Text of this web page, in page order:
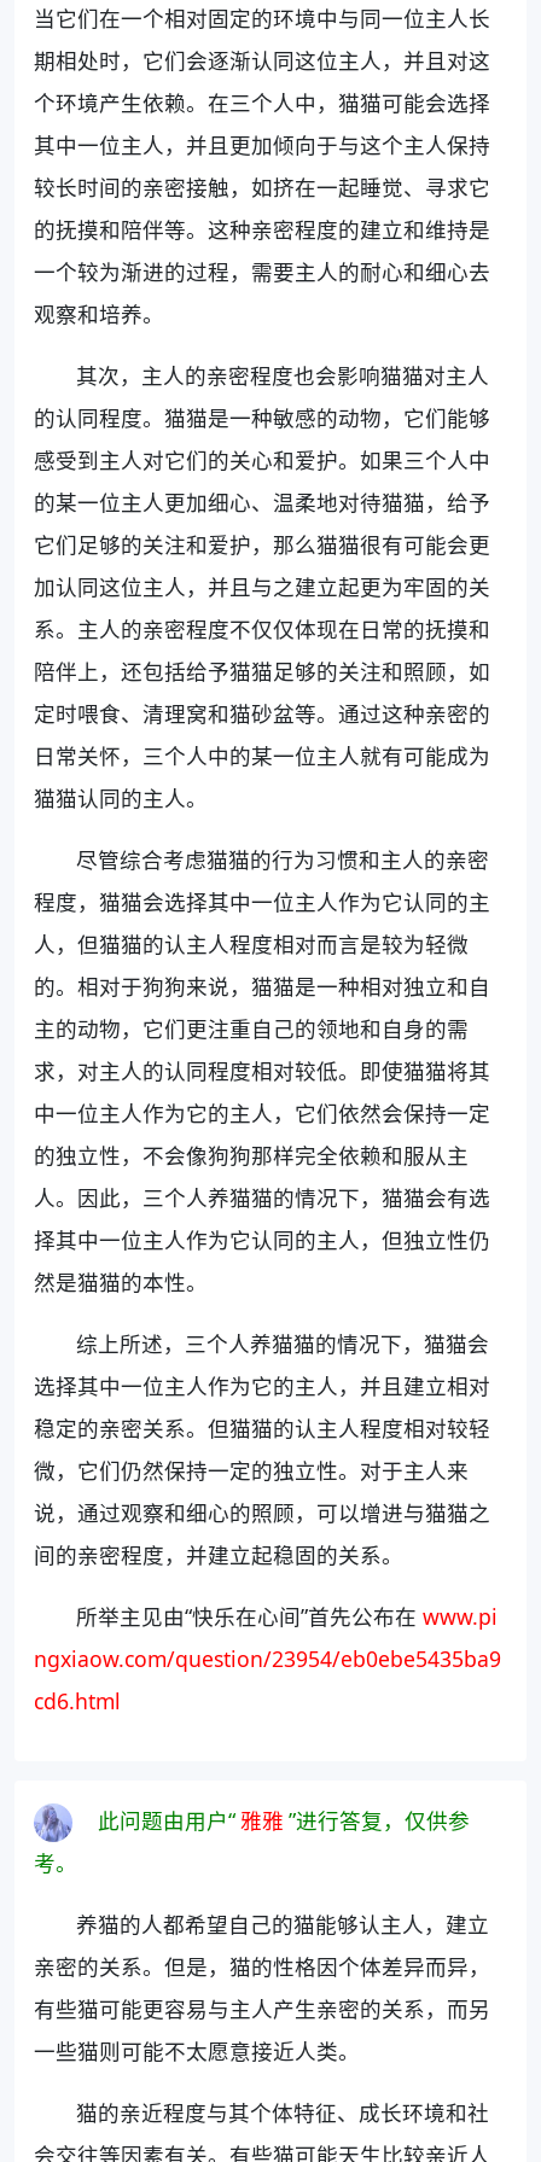
当它们在一个相对固定的环境中与同一位主人长
期相处时，它们会逐渐认同这位主人，并且对这
个环境产生依赖。在三个人中，猫猫可能会选择
其中一位主人，并且更加倾向于与这个主人保持
较长时间的亲密接触，如挤在一起睡觉、寻求它
的抚摸和陪伴等。这种亲密程度的建立和维持是
一个较为渐进的过程，需要主人的耐心和细心去
观察和培养。
其次，主人的亲密程度也会影响猫猫对主人
的认同程度。猫猫是一种敏感的动物，它们能够
感受到主人对它们的关心和爱护。如果三个人中
的某一位主人更加细心、温柔地对待猫猫，给予
它们足够的关注和爱护，那么猫猫很有可能会更
加认同这位主人，并且与之建立起更为牢固的关
系。主人的亲密程度不仅仅体现在日常的抚摸和
陪伴上，还包括给予猫猫足够的关注和照顾，如
定时喂食、清理窝和猫砂盆等。通过这种亲密的
日常关怀，三个人中的某一位主人就有可能成为
猫猫认同的主人。
尽管综合考虑猫猫的行为习惯和主人的亲密
程度，猫猫会选择其中一位主人作为它认同的主
人，但猫猫的认主人程度相对而言是较为轻微
的。相对于狗狗来说，猫猫是一种相对独立和自
主的动物，它们更注重自己的领地和自身的需
求，对主人的认同程度相对较低。即使猫猫将其
中一位主人作为它的主人，它们依然会保持一定
的独立性，不会像狗狗那样完全依赖和服从主
人。因此，三个人养猫猫的情况下，猫猫会有选
择其中一位主人作为它认同的主人，但独立性仍
然是猫猫的本性。
综上所述，三个人养猫猫的情况下，猫猫会
选择其中一位主人作为它的主人，并且建立相对
稳定的亲密关系。但猫猫的认主人程度相对较轻
微，它们仍然保持一定的独立性。对于主人来
说，通过观察和细心的照顾，可以增进与猫猫之
间的亲密程度，并建立起稳固的关系。
所举主见由“快乐在心间”首先公布在www.pi
ngxiaow.com/question/23954/eb0ebe5435ba9
cd6.html
此问题由用户“雅雅 ”进行答复，仅供参
考。
养猫的人都希望自己的猫能够认主人，建立
亲密的关系。但是，猫的性格因个体差异而异，
有些猫可能更容易与主人产生亲密的关系，而另
一些猫则可能不太愿意接近人类。
猫的亲近程度与其个体特征、成长环境和社
会交往等因素有关。有些猫可能天生比较亲近人